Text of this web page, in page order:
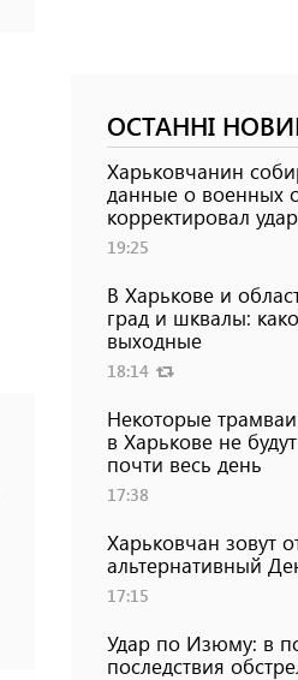
ОСТАННІ
Харьковчанин
данные о военных
корректировал
19:25
В Харькове и
град и шквалы:
выходные
18:14
Некоторые
в Харькове не
почти весь день
17:38
Харьковчан зовут
альтернативный
17:15
Удар по Изюму: в
последствия